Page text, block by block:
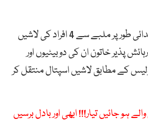
پولیس کے مطابق ابتدائی طور پر ملبے سے 4 افراد کی لاشیں
پذیر خاتون ان کی دوبیٹیوں اور
کے مطابق لاشیں اسپتال منتقل کر
ہو جائیں تیار!!! ابھی اور بادل برسیں